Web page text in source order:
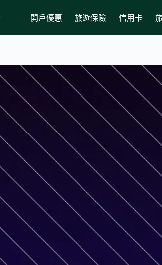
開戶優惠 旅遊保險 信用卡